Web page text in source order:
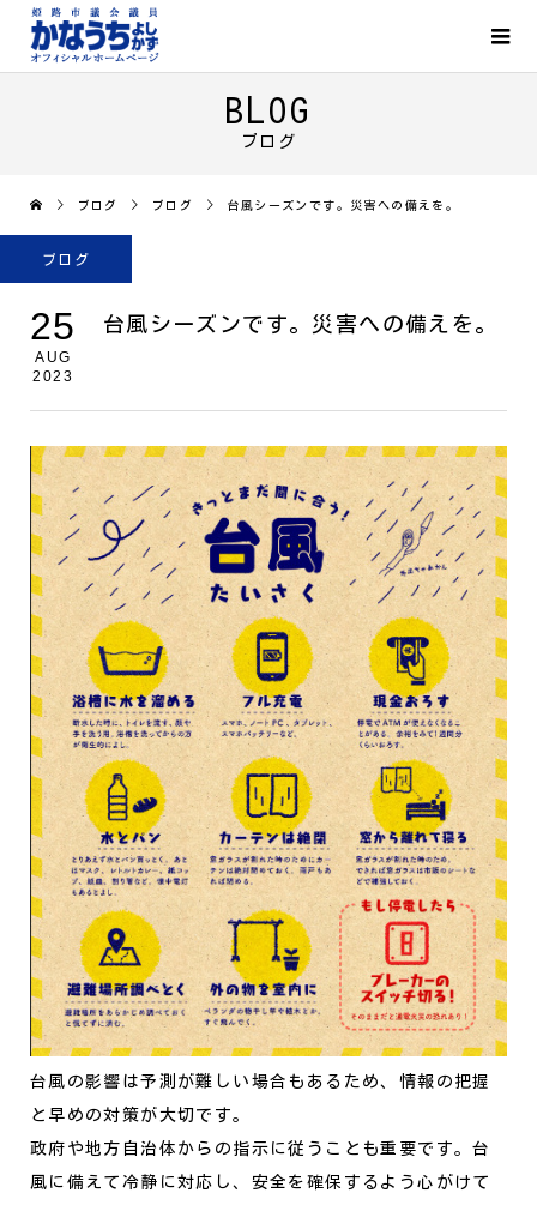
BLOG
ブログ
ブログ ブログ 台風シーズンです。災害への備えを。
ブログ
25
AUG
2023
台風シーズンです。災害への備えを。
台風の影響は予測が難しい場合もあるため、情報の把握
と早めの対策が大切です。
政府や地方自治体からの指示に従うことも重要です。台
風に備えて冷静に対応し、安全を確保するよう心がけて